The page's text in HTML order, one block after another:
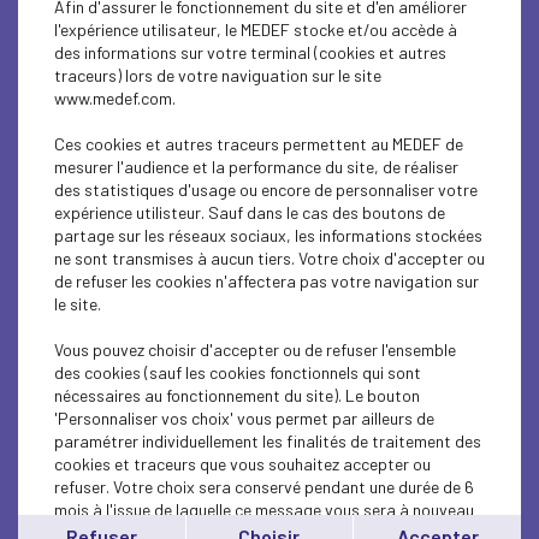
SUSTAINABLE DEVELOPMENT
SUSTAINABLE DEVELOPMENT
INTERNATIONAL - EUROPE
SUSTAINABLE DEVELOPMENT
SOCIAL
INTERNATIONAL - EUROPE
INTERNATIONAL - EUROPE
SUSTAINABLE DEVELOPMENT
ECONOMY
Afin d'assurer le fonctionnement du site et d'en améliorer
l'expérience utilisateur, le MEDEF stocke et/ou accède à
des informations sur votre terminal (cookies et autres
traceurs) lors de votre naviguation sur le site
www.medef.com.
Ces cookies et autres traceurs permettent au MEDEF de
mesurer l'audience et la performance du site, de réaliser
des statistiques d'usage ou encore de personnaliser votre
expérience utilisteur. Sauf dans le cas des boutons de
partage sur les réseaux sociaux, les informations stockées
ne sont transmises à aucun tiers. Votre choix d'accepter ou
de refuser les cookies n'affectera pas votre navigation sur
le site.
Vous pouvez choisir d'accepter ou de refuser l'ensemble
des cookies (sauf les cookies fonctionnels qui sont
nécessaires au fonctionnement du site). Le bouton
'Personnaliser vos choix' vous permet par ailleurs de
paramétrer individuellement les finalités de traitement des
cookies et traceurs que vous souhaitez accepter ou
refuser. Votre choix sera conservé pendant une durée de 6
mois à l'issue de laquelle ce message vous sera à nouveau
affiché..